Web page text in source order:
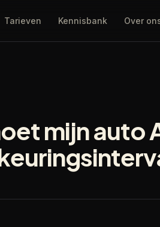
Tarieven Kennisbank Over
mijn auto